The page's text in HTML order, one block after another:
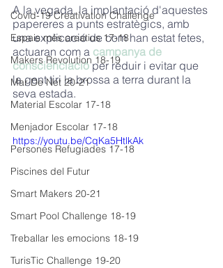
Covid-19 Creativation Challenge
Espais més creatius 17-18
Makers Revolution 18-19
Mar De Net 20-21
Material Escolar 17-18
Menjador Escolar 17-18
Persones Refugiades 17-18
Piscines del Futur
Smart Makers 20-21
Smart Pool Challenge 18-19
Treballar les emocions 18-19
TurisTic Challenge 19-20
A la vegada, la implantació d'aquestes
papereres a punts estratègics, amb
una explicació de com han estat fetes,
actuaran com a campanya de
conscienciació per reduir i evitar que
la gent tiri la brossa a terra durant la
seva estada.
https://youtu.be/CqKa5HtlkAk